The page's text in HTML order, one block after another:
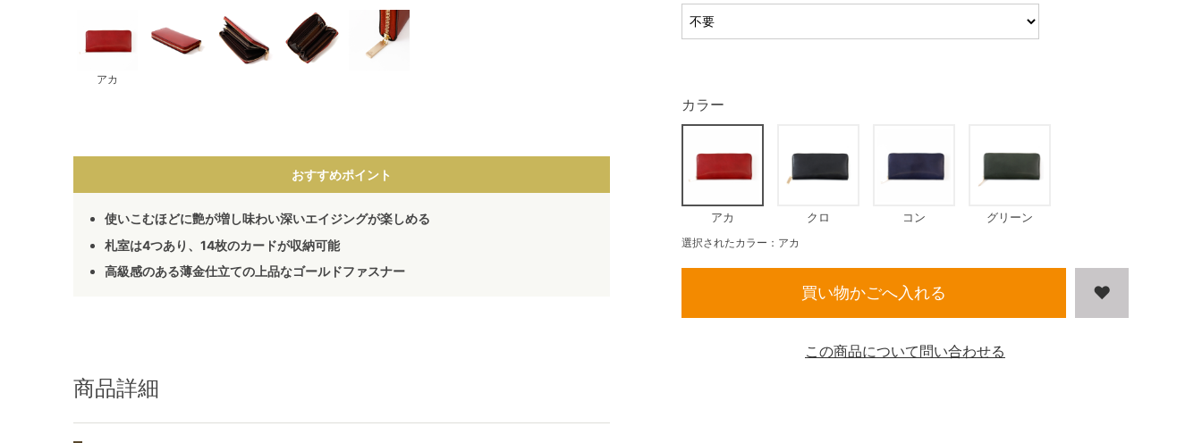
アカ
おすすめポイント
使いこむほどに艶が増し味わい深いエイジングが楽しめる
札室は4つあり、14枚のカードが収納可能
高級感のある薄金仕立ての上品なゴールドファスナー
商品詳細
カラー
アカ クロ コン グリーン
選択されたカラー：アカ
買い物かごへ入れる
この商品について問い合わせる